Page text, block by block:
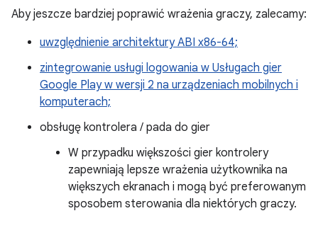
Aby jeszcze bardziej poprawić wrażenia graczy, zalecamy:
uwzględnienie architektury ABI x86-64;
zintegrowanie usługi logowania w Usługach gier
Google Play w wersji 2 na urządzeniach mobilnych i
komputerach;
obsługę kontrolera / pada do gier
W przypadku większości gier kontrolery
zapewniają lepsze wrażenia użytkownika na
większych ekranach i mogą być preferowanym
sposobem sterowania dla niektórych graczy.